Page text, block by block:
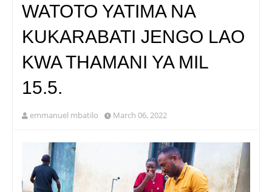
WATOTO YATIMA NA
KUKARABATI JENGO LAO
KWA THAMANI YA MIL
15.5.
emmanuel mbatilo March 06, 2022